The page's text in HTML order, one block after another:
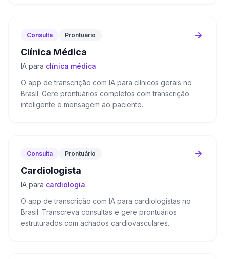
Consulta Prontuário
Clínica Médica
IA para clínica médica
O app de transcrição com IA para clínicos gerais no
Brasil. Gere prontuários completos com transcrição
inteligente e mensagem ao paciente.
Consulta Prontuário
Cardiologista
IA para cardiologia
O app de transcrição com IA para cardiologistas no
Brasil. Transcreva consultas e gere prontuários
estruturados com achados cardiovasculares.